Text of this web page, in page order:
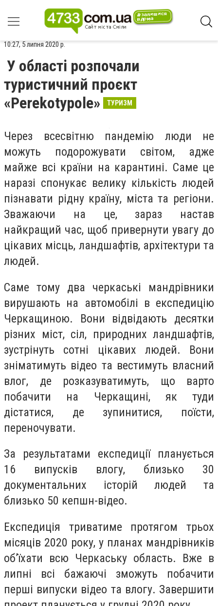
10:27, 5 липня 2020 р.
У області розпочали
туристичний проєкт
«Perekotypole»
ТУРИЗМ
Через всесвітню пандемію люди не
можуть подорожувати світом, адже
майже всі країни на карантині. Саме це
наразі спонукає велику кількість людей
пізнавати рідну країну, міста та регіони.
Зважаючи на це, зараз настав
найкращий час, щоб привернути увагу до
цікавих місць, ландшафтів, архітектури та
людей.
Саме тому два черкаські мандрівники
вирушають на автомобілі в експедицію
Черкащиною. Вони відвідають десятки
різних міст, сіл, природних ландшафтів,
зустрінуть сотні цікавих людей. Вони
зніматимуть відео та вестимуть власний
влог, де розказуватимуть, що варто
побачити на Черкащині, як туди
дістатися, де зупинитися, поїсти,
переночувати.
За результатами експедиції планується
16 випусків влогу, близько 30
документальних історій людей та
близько 50 кепшн-відео.
Експедиція триватиме протягом трьох
місяців 2020 року, у планах мандрівників
об’їхати всю Черкаську область. Вже в
липні всі бажаючі зможуть побачити
перші випуски відео та влогу. Завершити